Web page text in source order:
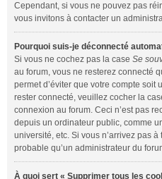
Cependant, si vous ne pouvez pas
vous invitons à contacter un
Pourquoi suis-je déconnecté
Si vous ne cochez pas la case Se
au forum, vous ne resterez connecté
permet d’éviter que votre compte soit
rester connecté, veuillez cocher la
connexion au forum. Ceci n’est pas
depuis un ordinateur public, comme
université, etc. Si vous n’arrivez pas
probable qu’un administrateur du
À quoi sert « Supprimer tous les